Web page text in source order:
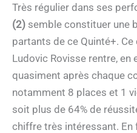
Très régulier dans ses
(2) semble constituer une
partants de ce Quinté+.
Ludovic Rovisse rentre, en
quasiment après chaque
notamment 8 places et 1
soit plus de 64% de
chiffre très intéressant. En